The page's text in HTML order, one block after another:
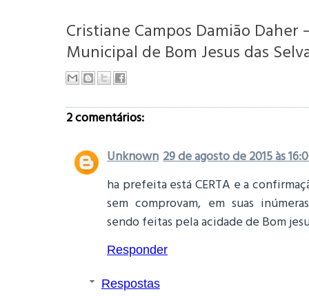
Cristiane Campos Damião Daher
Municipal de Bom Jesus das
2 comentários:
Unknown 29 de agosto de 2015 às
ha prefeita está CERTA e a
sem comprovam, em suas
sendo feitas pela acidade de Bom
Responder
Respostas